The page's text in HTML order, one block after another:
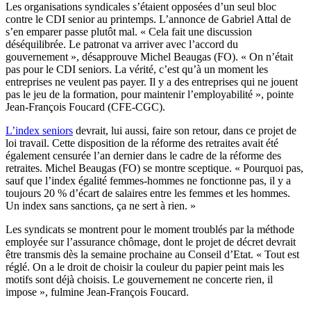
Les organisations syndicales s’étaient opposées d’un seul bloc
contre le CDI senior au printemps. L’annonce de Gabriel Attal de
s’en emparer passe plutôt mal. « Cela fait une discussion
déséquilibrée. Le patronat va arriver avec l’accord du
gouvernement », désapprouve Michel Beaugas (FO). « On n’était
pas pour le CDI seniors. La vérité, c’est qu’à un moment les
entreprises ne veulent pas payer. Il y a des entreprises qui ne jouent
pas le jeu de la formation, pour maintenir l’employabilité », pointe
Jean-François Foucard (CFE-CGC).
L’index seniors devrait, lui aussi, faire son retour, dans ce projet de
loi travail. Cette disposition de la réforme des retraites avait été
également censurée l’an dernier dans le cadre de la réforme des
retraites. Michel Beaugas (FO) se montre sceptique. « Pourquoi pas,
sauf que l’index égalité femmes-hommes ne fonctionne pas, il y a
toujours 20 % d’écart de salaires entre les femmes et les hommes.
Un index sans sanctions, ça ne sert à rien. »
Les syndicats se montrent pour le moment troublés par la méthode
employée sur l’assurance chômage, dont le projet de décret devrait
être transmis dès la semaine prochaine au Conseil d’Etat. « Tout est
réglé. On a le droit de choisir la couleur du papier peint mais les
motifs sont déjà choisis. Le gouvernement ne concerte rien, il
impose », fulmine Jean-François Foucard.